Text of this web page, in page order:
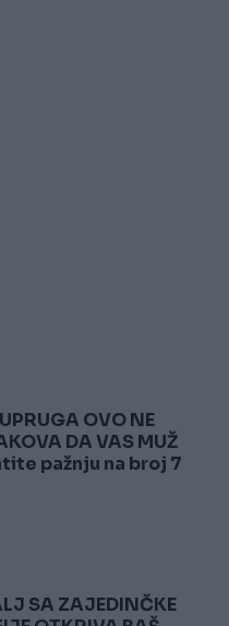
OVO NE
DA VAS MUŽ
pažnju na broj 7
SA ZAJEDINČKE